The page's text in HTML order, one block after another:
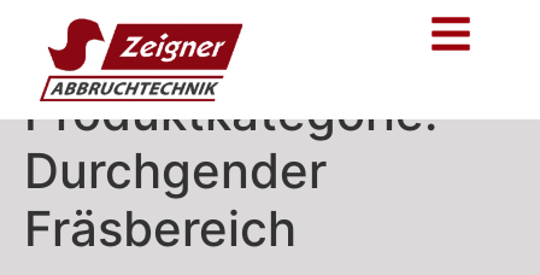
Produktkategorie:
Durchgender
Fräsbereich